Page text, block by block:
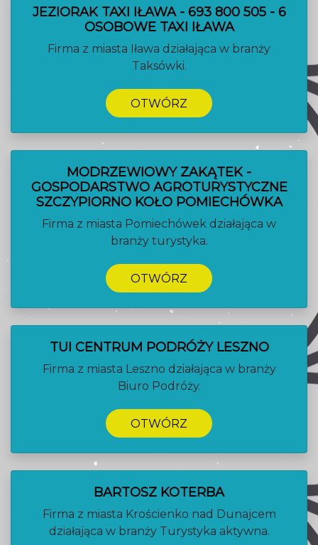
JEZIORAK TAXI IŁAWA - 693 800 505 - 6
OSOBOWE TAXI IŁAWA
Firma z miasta Iława działająca w branży
Taksówki.
OTWÓRZ
MODRZEWIOWY ZAKĄTEK -
GOSPODARSTWO AGROTURYSTYCZNE
SZCZYPIORNO KOŁO POMIECHÓWKA
Firma z miasta Pomiechówek działająca w
branży turystyka.
OTWÓRZ
TUI CENTRUM PODRÓŻY LESZNO
Firma z miasta Leszno działająca w branży
Biuro Podróży.
OTWÓRZ
BARTOSZ KOTERBA
Firma z miasta Krościenko nad Dunajcem
działająca w branży Turystyka aktywna.